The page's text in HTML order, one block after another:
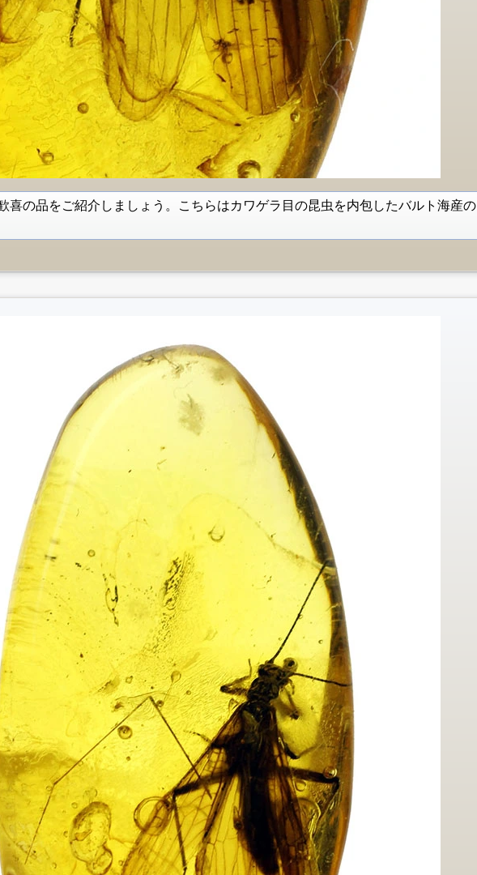
喜の品をご紹介しましょう。こちらはカワゲラ目の昆虫を内包したバルト海産の